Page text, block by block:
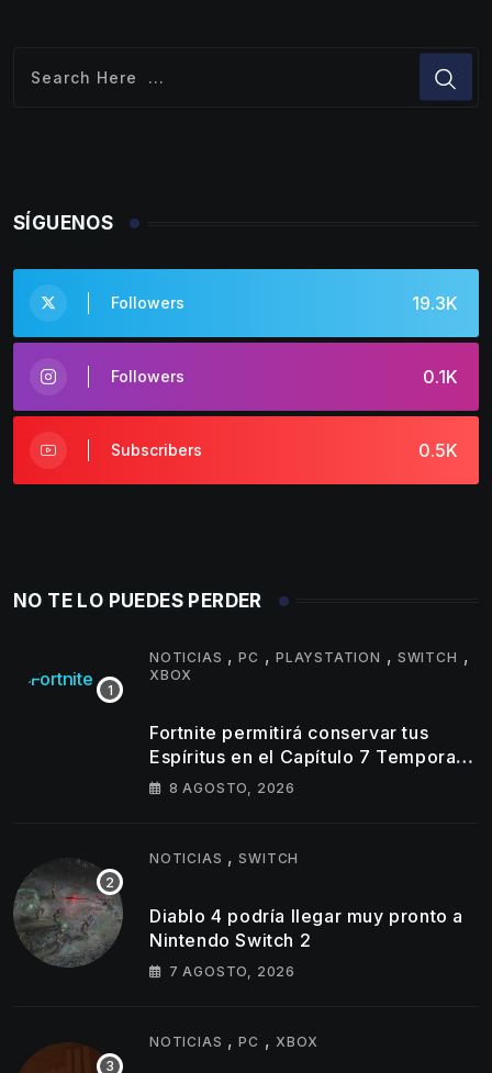
SÍGUENOS
19.3K
Followers
0.1K
Followers
0.5K
Subscribers
NO TE LO PUEDES PERDER
NOTICIAS ,PC ,PLAYSTATION , SWITCH ,
XBOX
Fortnite permitirá conservar tus
Espíritus en el Capítulo 7 Temporada
4 8 AGOSTO, 2026
NOTICIAS ,SWITCH
Diablo 4 podría llegar muy pronto a
Nintendo Switch 2
7 AGOSTO, 2026
NOTICIAS ,PC ,XBOX